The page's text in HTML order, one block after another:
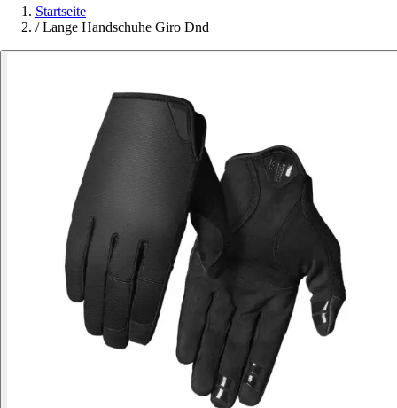
Startseite
/ Lange Handschuhe Giro Dnd